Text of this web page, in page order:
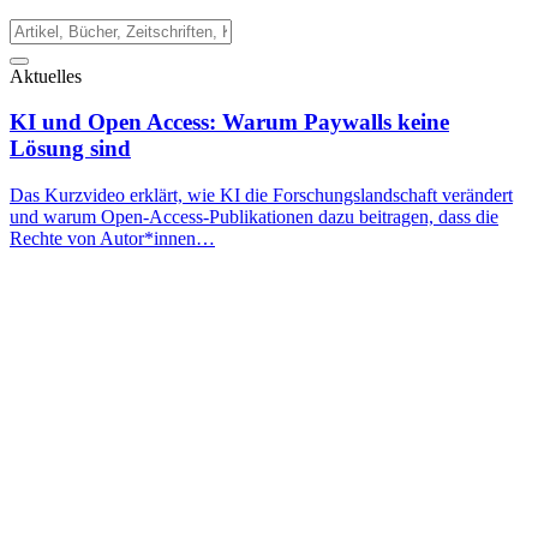
Aktuelles
KI und Open Access: Warum Paywalls keine
Lösung sind
Das Kurzvideo erklärt, wie KI die Forschungslandschaft verändert
und warum Open-Access-Publikationen dazu beitragen, dass die
Rechte von Autor*innen…